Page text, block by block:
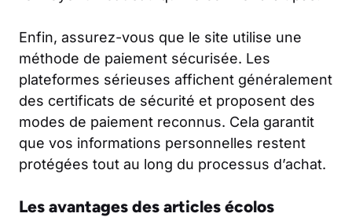
Enfin, assurez-vous que le site utilise une
méthode de paiement sécurisée. Les
plateformes sérieuses affichent généralement
des certificats de sécurité et proposent des
modes de paiement reconnus. Cela garantit
que vos informations personnelles restent
protégées tout au long du processus d’achat.
Les avantages des articles écolos